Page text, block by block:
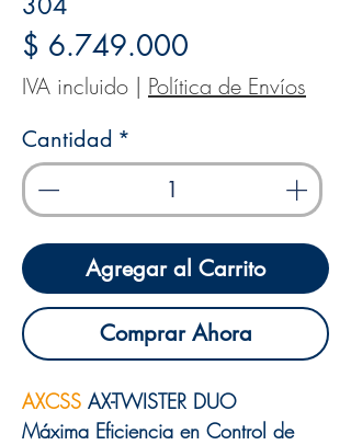
$ 6.749.000
IVA incluido | Política de Envíos
Cantidad *
Agregar al Carrito
Comprar Ahora
AXCSS AX-TWISTER DUO
Máxima Eficiencia en Control de